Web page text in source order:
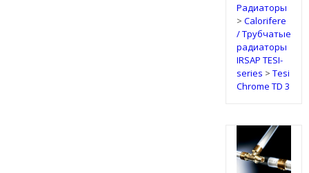
Радиаторы
> Calorifere
/ Трубчатые
радиаторы
IRSAP TESI-
series > Tesi
Chrome TD 3